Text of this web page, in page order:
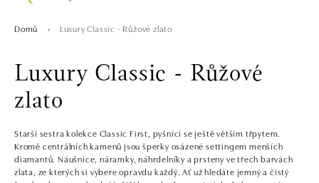
Domů Luxury Classic - Růžové zlato
Luxury Classic - Růžové
zlato
Starší sestra kolekce Classic First, pyšnící se ještě větším třpytem.
Kromě centrálních kamenů jsou šperky osázené settingem menších
diamantů. Náušnice, náramky, náhrdelníky a prsteny ve třech barvách
zlata, ze kterých si vybere opravdu každý. Ať už hledáte jemný a čistý